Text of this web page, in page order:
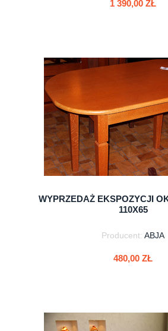
1 390,00 ZŁ
WYPRZEDAŻ EKSPOZYCJI
110X65
Producent: ABJA
480,00 ZŁ